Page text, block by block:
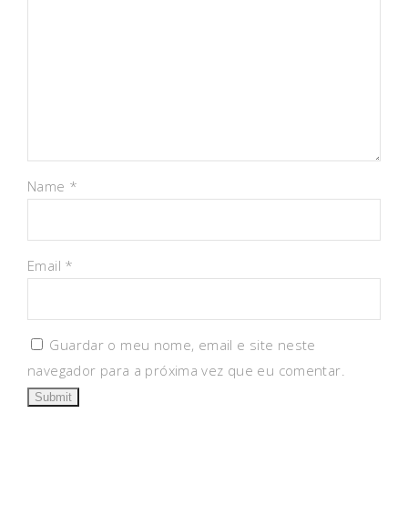
Name *
Email *
Guardar o meu nome, email e site neste
navegador para a próxima vez que eu comentar.